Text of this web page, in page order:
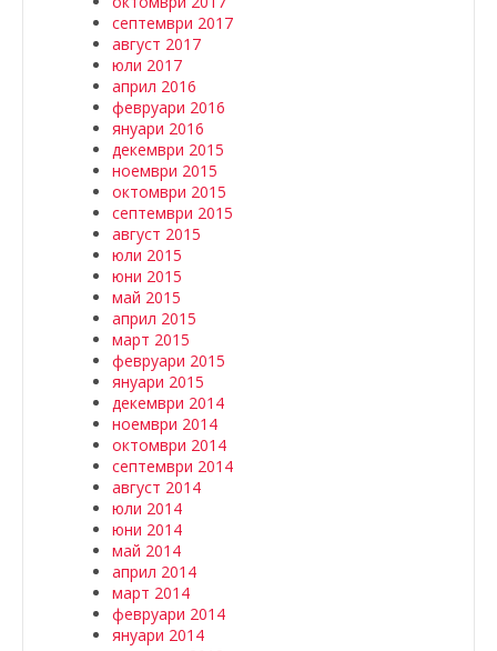
септември 2017
август 2017
юли 2017
април 2016
февруари 2016
януари 2016
декември 2015
ноември 2015
октомври 2015
септември 2015
август 2015
юли 2015
юни 2015
май 2015
април 2015
март 2015
февруари 2015
януари 2015
декември 2014
ноември 2014
октомври 2014
септември 2014
август 2014
юли 2014
юни 2014
май 2014
април 2014
март 2014
февруари 2014
януари 2014